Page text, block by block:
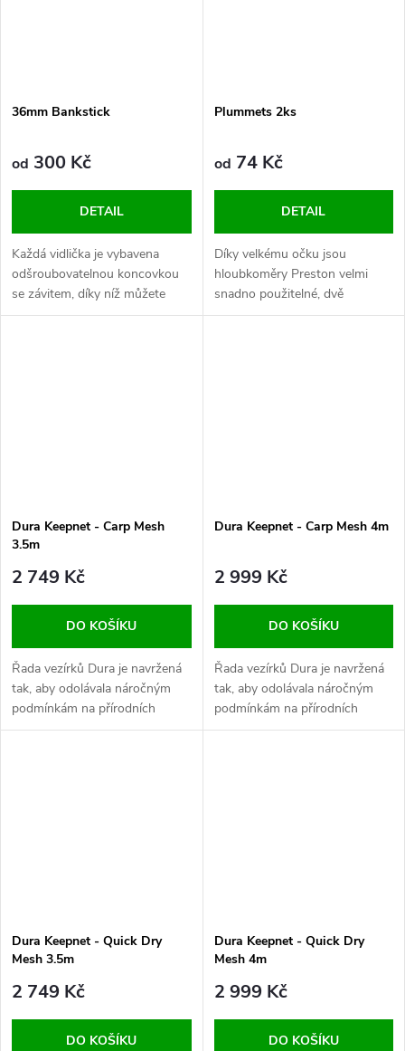
36mm Bankstick
od 300 Kč
DETAIL
Každá vidlička je vybavena
odšroubovatelnou koncovkou
se závitem, díky níž můžete
snadno připevnit další
Plummets 2ks
od 74 Kč
DETAIL
Díky velkému očku jsou
hloubkoměry Preston velmi
snadno použitelné, dvě
gramáže
Dura Keepnet - Carp Mesh
3.5m
2 749 Kč
DO KOŠÍKU
Řada vezírků Dura je navržená
tak, aby odolávala náročným
podmínkám na přírodních
revírech i komerčních revírech.
Dura Keepnet - Carp Mesh 4m
2 999 Kč
DO KOŠÍKU
Řada vezírků Dura je navržená
tak, aby odolávala náročným
podmínkám na přírodních
revírech i komerčních revírech.
Dura Keepnet - Quick Dry
Mesh 3.5m
2 749 Kč
DO KOŠÍKU
Dura Keepnet - Quick Dry
Mesh 4m
2 999 Kč
DO KOŠÍKU